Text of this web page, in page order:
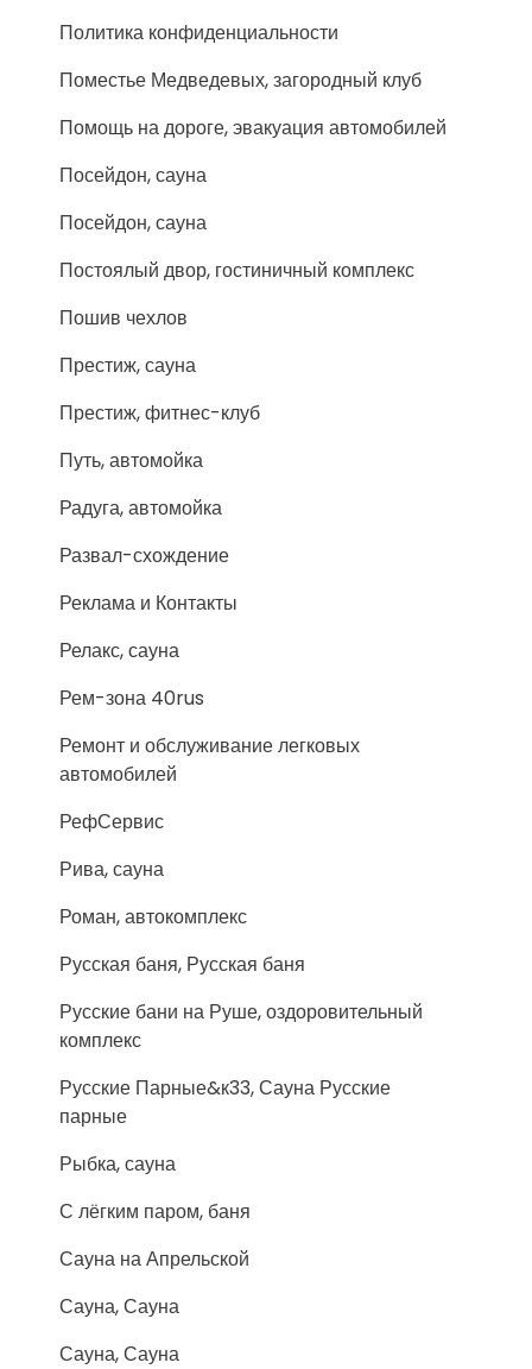
Политика конфиденциальности
Поместье Медведевых, загородный клуб
Помощь на дороге, эвакуация автомобилей
Посейдон, сауна
Посейдон, сауна
Постоялый двор, гостиничный комплекс
Пошив чехлов
Престиж, сауна
Престиж, фитнес-клуб
Путь, автомойка
Радуга, автомойка
Развал-схождение
Реклама и Контакты
Релакс, сауна
Рем-зона 40rus
Ремонт и обслуживание легковых
автомобилей
РефСервис
Рива, сауна
Роман, автокомплекс
Русская баня, Русская баня
Русские бани на Руше, оздоровительный
комплекс
Русские Парные&к33, Сауна Русские
парные
Рыбка, сауна
С лёгким паром, баня
Сауна на Апрельской
Сауна, Сауна
Сауна, Сауна